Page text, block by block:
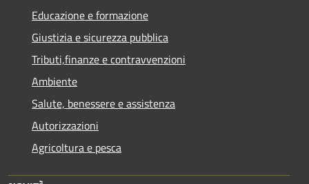
Educazione e formazione
Giustizia e sicurezza pubblica
Tributi,finanze e contravvenzioni
Ambiente
Salute, benessere e assistenza
Autorizzazioni
Agricoltura e pesca